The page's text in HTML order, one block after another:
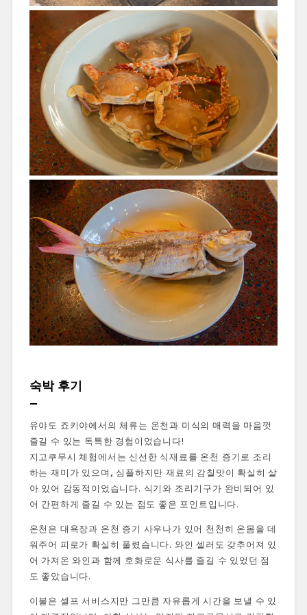
숙박 후기
유야도 죠키야에서의 체류는 온천과 미식의 매력을 마음껏
즐길 수 있는 독특한 경험이었습니다!
지고쿠무시 체험에서는 신선한 식재료를 온천 증기로 조리
하는 재미가 있으며, 심플하지만 재료의 감칠맛이 확실히 살
아 있어 감동적이었습니다. 식기와 조리기구가 완비되어 있
어 간편하게 즐길 수 있는 점도 좋은 포인트입니다.
온천은 대욕장과 온천 증기 사우나가 있어 천천히 온몸을 데
워주어 피로가 확실히 풀렸습니다. 와인 셀러도 갖추어져 있
어 가져온 와인과 함께 호화로운 식사를 즐길 수 있었던 점
도 좋았습니다.
이불은 셀프 서비스지만 그만큼 자유롭게 시간을 보낼 수 있